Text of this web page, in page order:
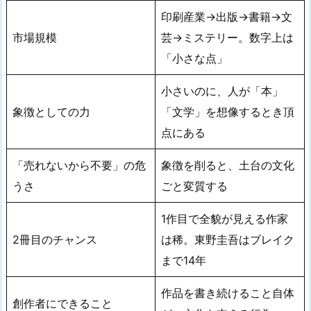
市場規模
印刷産業→出版→書籍→文
芸→ミステリー。数字上は
「小さな点」
象徴としての力
小さいのに、人が「本」
「文学」を想像するとき頂
点にある
「売れないから不要」の危
うさ
象徴を削ると、土台の文化
ごと変質する
2冊目のチャンス
1作目で全貌が見える作家
は稀。東野圭吾はブレイク
まで14年
創作者にできること
作品を書き続けること自体